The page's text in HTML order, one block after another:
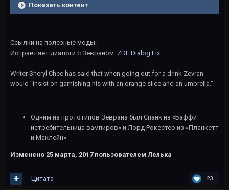
Показать контент
Ссылки на полезные моды:
Исправляет диалоги с Зевраном. ZDF Dialog Fix
Writer Sheryl Chee has said that when going out for a drink Zevran
would "insist on garnishing his with an orange slice and an umbrella."
Одним из прототипов Зеврана был Спайк из «Баффи —
истребительница вампиров» и Лорд Рокестер из «Планкетт
и Маклейн»
Изменено 25 марта, 2017пользователем Лелька
23
Цитата